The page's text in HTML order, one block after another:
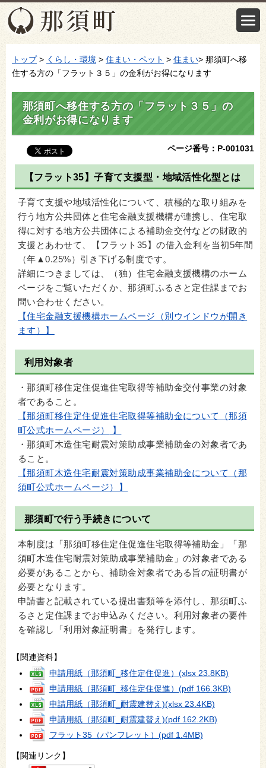
トップ> くらし・環境 > 住まい・ペット > 住まい> 那須町へ移
住する方の「フラット３５」の金利がお得になります
那須町へ移住する方の「フラット３５」の
金利がお得になります
ページ番号：P-001031
【フラット35】子育て支援型・地域活性化型とは
子育て支援や地域活性化について、積極的な取り組みを
行う地方公共団体と住宅金融支援機構が連携し、住宅取
得に対する地方公共団体による補助金交付などの財政的
支援とあわせて、【フラット35】の借入金利を当初5年間
（年▲0.25%）引き下げる制度です。
詳細につきましては、（独）住宅金融支援機構のホーム
ページをご覧いただくか、那須町ふるさと定住課までお
問い合わせください。
【住宅金融支援機構ホームページ（別ウインドウが開き
ます）】
利用対象者
・那須町移住定住促進住宅取得等補助金交付事業の対象
者であること。
【那須町移住定住促進住宅取得等補助金について（那須
町公式ホームページ）
】
・那須町木造住宅耐震対策助成事業補助金の対象者であ
ること。
【那須町木造住宅耐震対策助成事業補助金について（那
須町公式ホームページ）】
那須町で行う手続きについて
本制度は「那須町移住定住促進住宅取得等補助金」「那
須町木造住宅耐震対策助成事業補助金」の対象者である
必要があることから、補助金対象者である旨の証明書が
必要となります。
申請書と記載されている提出書類等を添付し、那須町ふ
るさと定住課までお申込みください。利用対象者の要件
を確認し「利用対象証明書」を発行します。
【関連資料】
申請用紙（那須町_移住定住促進） (xlsx 23.8KB)
申請用紙（那須町_移住定住促進） (pdf 166.3KB)
申請用紙（那須町_耐震建替え)(xlsx 23.4KB)
申請用紙（那須町_耐震建替え)(pdf 162.2KB)
フラット35（パンフレット） (pdf 1.4MB)
【関連リンク】